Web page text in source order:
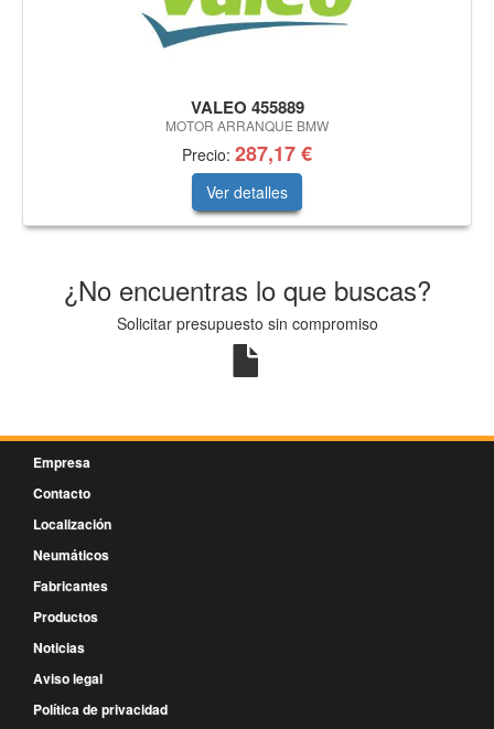
VALEO 455889
MOTOR ARRANQUE BMW
Precio: 287,17 €
Ver detalles
¿No encuentras lo que buscas?
Solicitar presupuesto sin compromiso
Empresa
Contacto
Localización
Neumáticos
Fabricantes
Productos
Noticias
Aviso legal
Política de privacidad